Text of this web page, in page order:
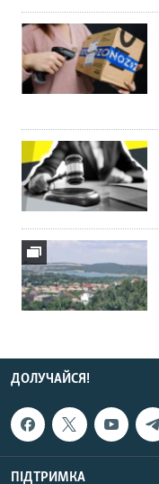
ДОЛУЧАЙСЯ!
ПІДТРИМКА